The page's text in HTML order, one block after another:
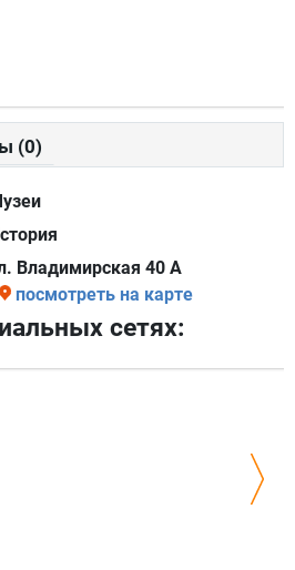
(0)
Владимирская 40 А
посмотреть на карте
сетях: